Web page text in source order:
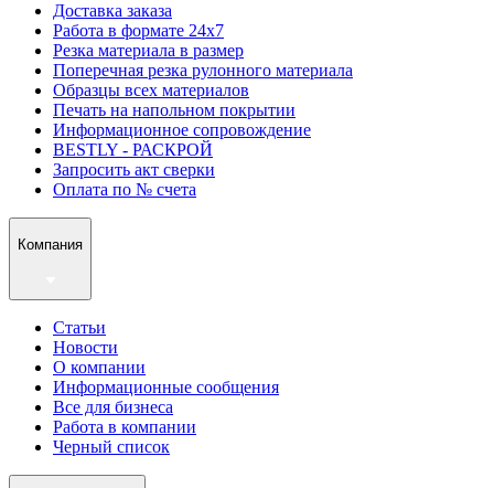
Доставка заказа
Работа в формате 24х7
Резка материала в размер
Поперечная резка рулонного материала
Образцы всех материалов
Печать на напольном покрытии
Информационное сопровождение
BESTLY - РАСКРОЙ
Запросить акт сверки
Оплата по № счета
Компания
Статьи
Новости
О компании
Информационные сообщения
Все для бизнеса
Работа в компании
Черный список